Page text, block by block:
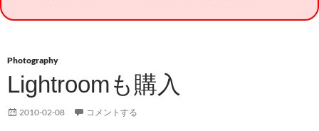
Photography
Lightroomも購入
2010-02-08 コメントする